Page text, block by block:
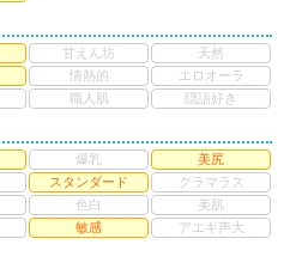
甘えん坊
天然
情熱的
エロオーラ
職人肌 隠語好き
爆乳
美尻
スタンダード
グラマラス
色白
美肌
敏感
アエギ声大